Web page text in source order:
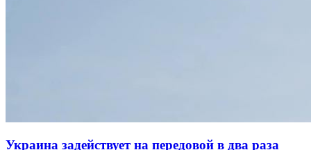
Украина задействует на передовой в два раза